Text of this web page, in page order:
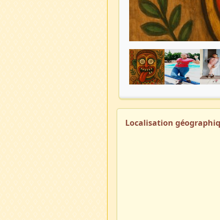
Localisation